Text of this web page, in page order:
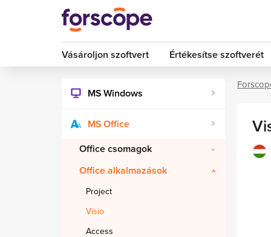
Vásároljon szoftvert Értékesítse szoftverét
MS Windows
MS Office
Office csomagok
Office alkalmazások
Project
Visio
Access